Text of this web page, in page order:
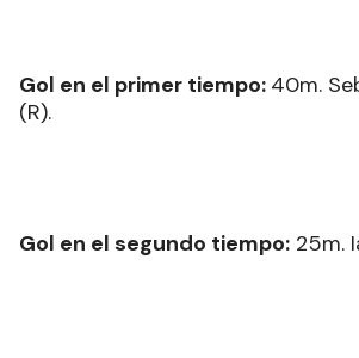
Gol en el primer tiempo: 40m.
(R).
Gol en el segundo tiempo: 25m.